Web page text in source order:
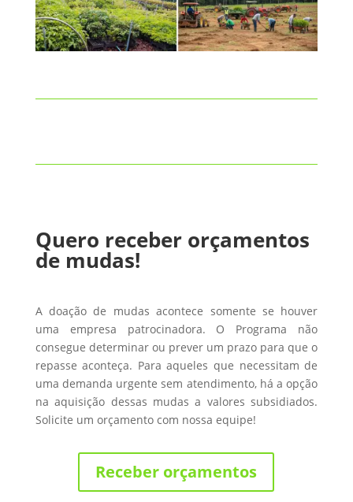
Quero receber orçamentos
de mudas!
A doação de mudas acontece somente se houver
uma empresa patrocinadora. O Programa não
consegue determinar ou prever um prazo para que o
repasse aconteça. Para aqueles que necessitam de
uma demanda urgente sem atendimento, há a opção
na aquisição dessas mudas a valores subsidiados.
Solicite um orçamento com nossa equipe!
Receber orçamentos